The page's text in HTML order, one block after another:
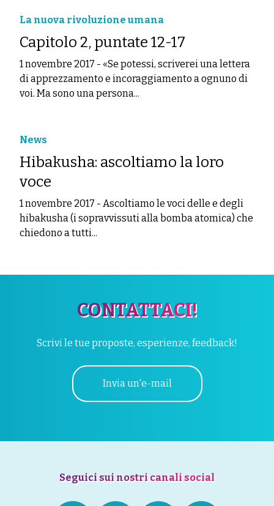
La nuova rivoluzione umana
Capitolo 2, puntate 12-17
1 novembre 2017 - «Se potessi, scriverei una lettera
di apprezzamento e incoraggiamento a ognuno di
voi. Ma sono una persona...
News
Hibakusha: ascoltiamo la loro
voce
1 novembre 2017 - Ascoltiamo le voci delle e degli
hibakusha (i sopravvissuti alla bomba atomica) che
chiedono a tutti...
CONTATTACI!
Scrivi le tue proposte, esperienze, feedback!
Invia un'e-mail
Seguici sui nostri canali social